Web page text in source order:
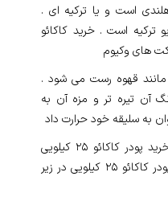
است و یا ترکیه ای .
ترکیه است . خرید کاکائو
مانند قهوه رست می شود .
آن تیره تر و مزه آن به
به سلیقه خود حرارت داد
: خرید پودر کاکائو ۲۵ کیلویی
عمده محسوب می شود . قیمت پودر کاکائو ۲۵ کیلویی در زیر